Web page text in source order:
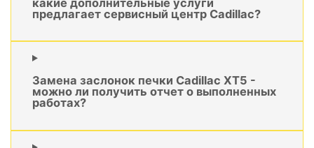
предлагает сервисный центр Cadillac?
Замена заслонок печки Cadillac XT5 -
можно ли получить отчет о выполненных
работах?